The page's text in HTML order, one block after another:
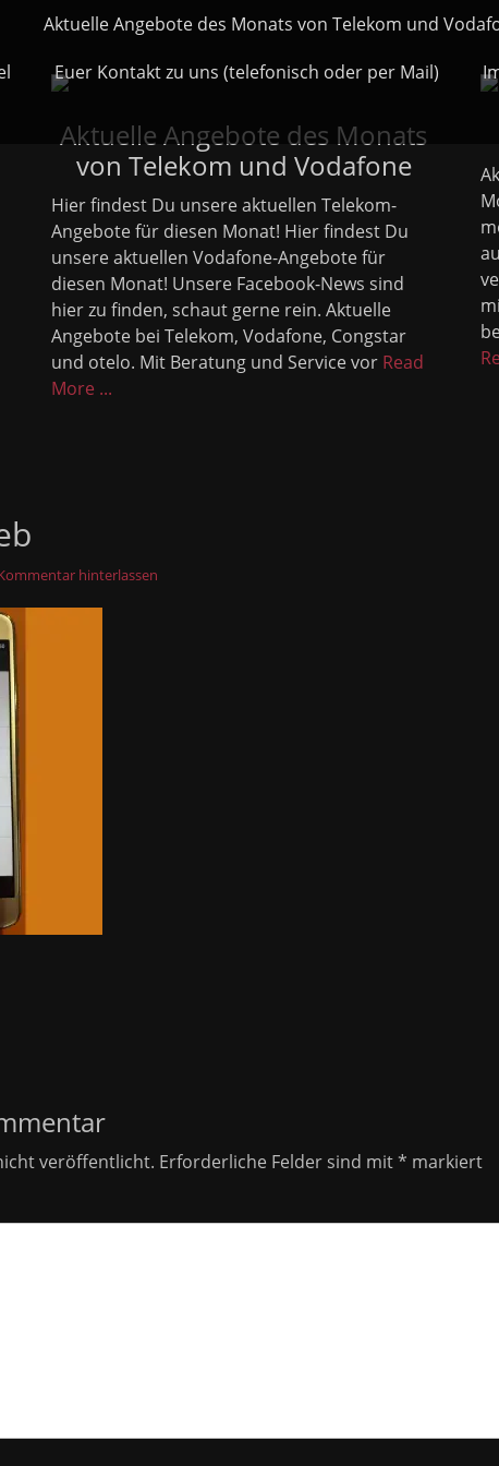
Aktuelle Angebote des Monats von Telekom und
Euer Kontakt zu uns (telefonisch oder per Mail)
Aktuelle Angebote des Monats
von Telekom und Vodafone
Hier findest Du unsere aktuellen Telekom-
Angebote für diesen Monat! Hier findest Du
unsere aktuellen Vodafone-Angebote für
diesen Monat! Unsere Facebook-News sind
hier zu finden, schaut gerne rein. Aktuelle
Angebote bei Telekom, Vodafone, Congstar
und otelo. Mit Beratung und Service vor Read
More ...
hinterlassen
veröffentlicht. Erforderliche Felder sind mit* markiert